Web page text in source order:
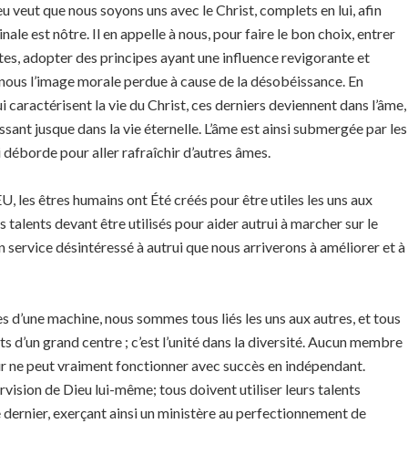
veut que nous soyons uns avec le Christ, complets en lui, afin
est nôtre. Il en appelle à nous, pour faire le bon choix, entrer
adopter des principes ayant une influence revigorante et
l’image morale perdue à cause de la désobéissance. En
la vie du Christ, ces derniers deviennent dans l’âme,
jusque dans la vie éternelle. L’âme est ainsi submergée par les
pour aller rafraîchir d’autres âmes.
les êtres humains ont Été créés pour être utiles les uns aux
talents devant être utilisés pour aider autrui à marcher sur le
service désintéressé à autrui que nous arriverons à améliorer et à
machine, nous sommes tous liés les uns aux autres, et tous
d’un grand centre ; c’est l’unité dans la diversité. Aucun membre
ne peut vraiment fonctionner avec succès en indépendant.
de Dieu lui-même; tous doivent utiliser leurs talents
exerçant ainsi un ministère au perfectionnement de